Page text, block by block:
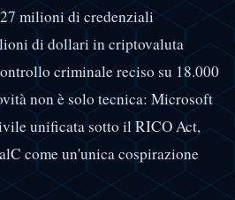
milioni di credenziali
di dollari in criptovaluta
criminale reciso su 18.000
non è solo tecnica: Microsoft
unificata sotto il RICO Act,
come un'unica cospirazione